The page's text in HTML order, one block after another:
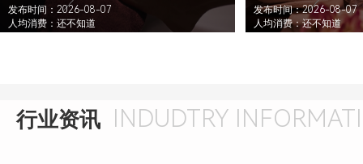
发布时间：2026-08-07
人均消费：还不知道
发布时间：2026-08-07
人均消费：还不知道
行业资讯 INDUDTRY